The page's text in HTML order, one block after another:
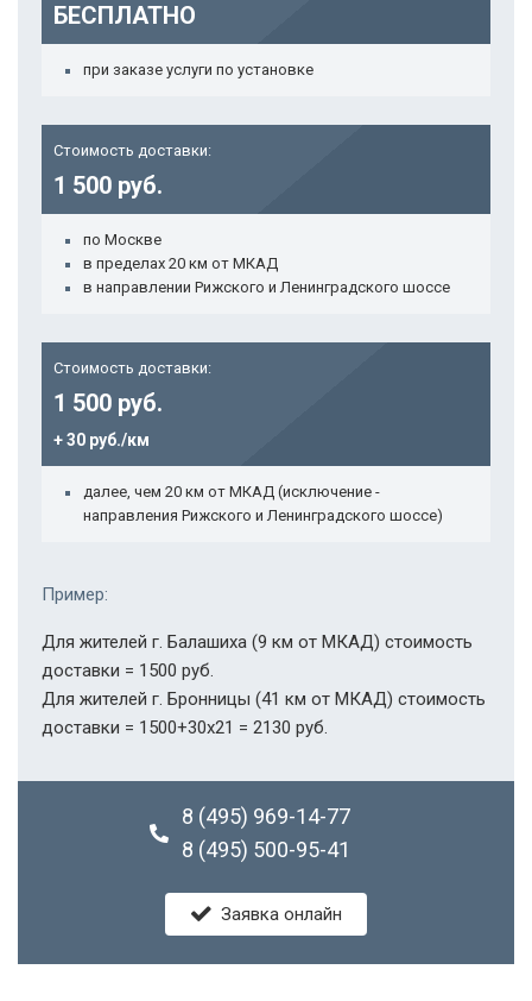
БЕСПЛАТНО
при заказе услуги по установке
Стоимость доставки:
1 500 руб.
по Москве
в пределах 20 км от МКАД
в направлении Рижского и Ленинградского шоссе
Стоимость доставки:
1 500 руб.
+ 30 руб./км
далее, чем 20 км от МКАД (исключение -
направления Рижского и Ленинградского шоссе)
Пример:
Для жителей г. Балашиха (9 км от МКАД) стоимость
доставки = 1500 руб.
Для жителей г. Бронницы (41 км от МКАД) стоимость
доставки = 1500+30х21 = 2130 руб.
8 (495) 969-14-77
8 (495) 500-95-41
Заявка онлайн